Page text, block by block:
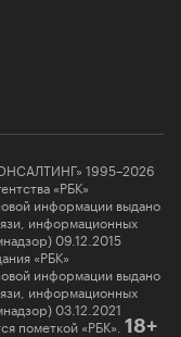
1995–2026
«РБК»
информации выдано
информационных
09.12.2015
«РБК»
информации выдано
информационных
03.12.2021
пометкой «РБК». 18+